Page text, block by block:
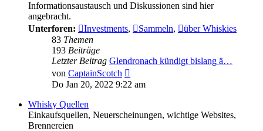
Informationsaustausch und Diskussionen sind hier
angebracht.
Unterforen:
Investments, Sammeln,
über Whiskies
83 Themen
193 Beiträge
Letzter Beitrag Glendronach kündigt bislang ä…
von CaptainScotch
Beitrag
Do Jan 20, 2022 9:22 am
Whisky Quellen
Einkaufsquellen, Neuerscheinungen, wichtige Websites,
Brennereien